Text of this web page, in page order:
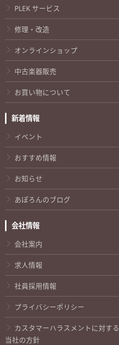
PLEK サービス
修理・改造
オンラインショップ
中古楽器販売
お買い物について
新着情報
イベント
おすすめ情報
お知らせ
あぽろんのブログ
会社情報
会社案内
求人情報
社員採用情報
プライバシーポリシー
カスタマーハラスメントに対する
当社の方針